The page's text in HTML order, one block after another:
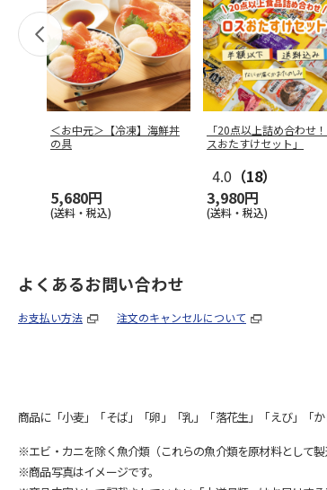
＜お中元＞【冷凍】海鮮丼
の具
5,680円
(送料・税込)
「20点以上詰め合わせ
スおたすけセット」
4.0 （18）
3,980円
(送料・税込)
よくあるお問い合わせ
お支払い方法 注文のキャンセルについて
商品に「小麦」「そば」「卵」「乳」「落花生」「えび」「
※エビ・カニを除く魚介類（これらの魚介類を原材料として
※商品写真はイメージです。